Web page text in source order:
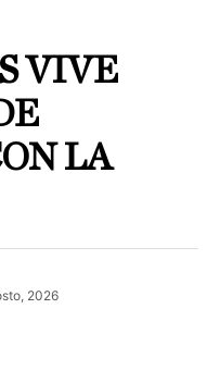
VIVE
LA
2026